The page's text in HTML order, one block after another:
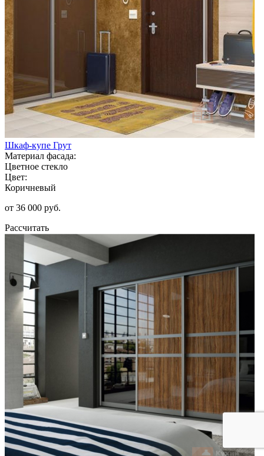
Шкаф-купе Грут
Материал фасада:
Цветное стекло
Цвет:
Коричневый
от 36 000 руб.
Рассчитать